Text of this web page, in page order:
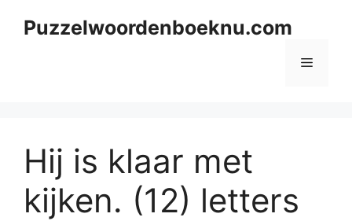
Puzzelwoordenboeknu.com
Menu
Hij is klaar met
kijken. (12) letters